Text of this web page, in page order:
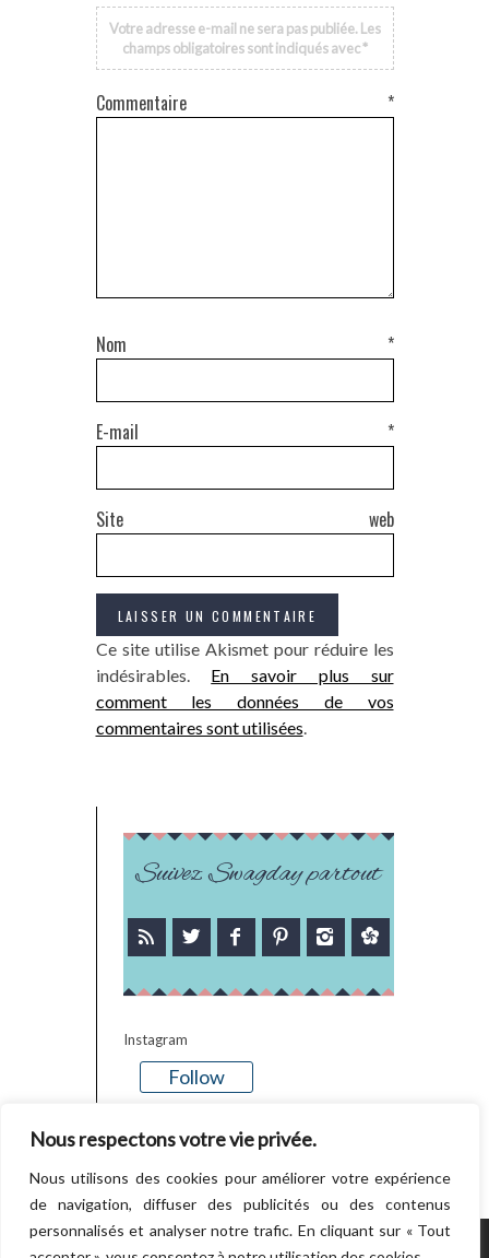
Nous respectons votre vie privée.
Nous utilisons des cookies pour améliorer votre expérience
de navigation, diffuser des publicités ou des contenus
personnalisés et analyser notre trafic. En cliquant sur « Tout
Votre adresse e-mail ne sera pas publiée. Les
champs obligatoires sont indiqués avec*
Commentaire *
Nom *
E-mail *
Site web
Ce site utilise Akismet pour réduire les
indésirables. En savoir plus sur
comment les données de vos
commentaires sont utilisées.
Suivez Swagday partout
Instagram
Follow